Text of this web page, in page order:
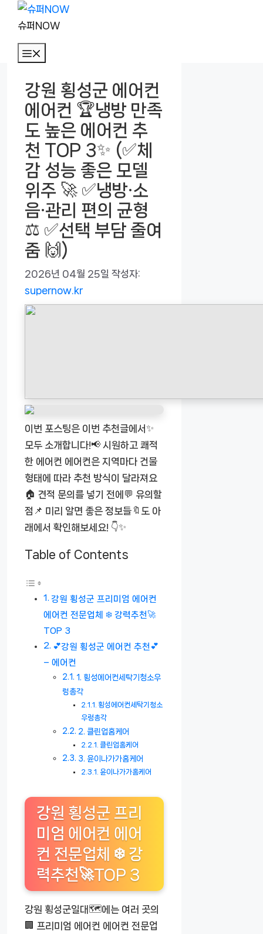
슈퍼NOW
강원 횡성군 에어컨
에어컨 🏆냉방 만족
도 높은 에어컨 추
천 TOP 3✨ (✅체
감 성능 좋은 모델
위주 🚀 ✅냉방·소
음·관리 편의 균형
⚖️ ✅선택 부담 줄여
줌 🙌)
2026년 04월 25일 작성자:
supernow.kr
이번 포스팅은 이번 추천글에서✨
모두 소개합니다!📢 시원하고 쾌적
한 에어컨 에어컨은 지역마다 건물
형태에 따라 추천 방식이 달라져요
🏠 견적 문의를 넣기 전에💬 유의할
점📌 미리 알면 좋은 정보들🔖도 아
래에서 확인해보세요! 👇✨
Table of Contents
강원 횡성군 프리미엄 에어컨
에어컨 전문업체 ❄️ 강력추천🚀
TOP 3
💕강원 횡성군 에어컨 추천💕
– 에어컨
1. 횡성에어컨세탁기청소우
렁총각
횡성에어컨세탁기청소
우렁총각
2. 클린업홈케어
클린업홈케어
3. 윤이나가가홈케어
윤이나가가홈케어
강원 횡성군 프리
미엄 에어컨 에어
컨 전문업체 ❄️ 강
력추천🚀TOP 3
강원 횡성군일대🗺️에는 여러 곳의
🏢 프리미엄 에어컨 에어컨 전문업